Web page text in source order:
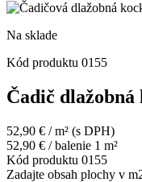
Na sklade
Kód produktu 0155
Čadič dlažobná
52,90 € / m² (s DPH)
52,90 € / balenie 1 m²
Kód produktu 0155
Zadajte obsah plochy v